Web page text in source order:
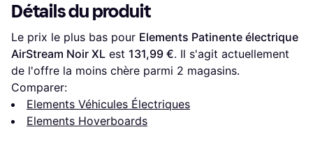
Détails du produit
Le prix le plus bas pour Elements Patinente électrique
AirStream Noir XL est 131,99 €. Il s'agit actuellement
de l'offre la moins chère parmi 2 magasins.
Comparer:
Elements Véhicules Électriques
Elements Hoverboards